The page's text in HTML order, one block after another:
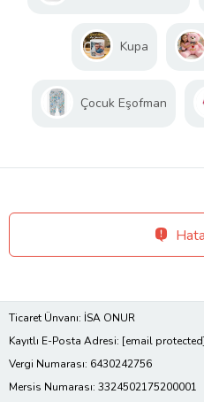
Kupa
Çocuk Eşofman
Ticaret Ünvanı: İSA ONUR
Kayıtlı E-Posta Adresi: [email protected]
Vergi Numarası: 6430242756
Mersis Numarası: 3324502175200001